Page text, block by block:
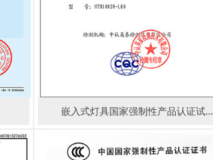
嵌入式灯具国家强制性产品认证试…